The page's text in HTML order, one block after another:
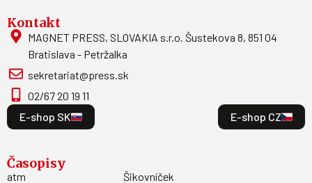
Kontakt
MAGNET PRESS, SLOVAKIA s.r.o. Šustekova 8, 851 04
Bratislava - Petržalka
sekretariat@press.sk
02/67 20 19 11
E-shop SK
E-shop CZ
Časopisy
atm
Šikovníček